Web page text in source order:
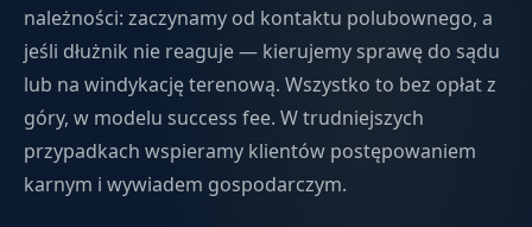
należności: zaczynamy od kontaktu polubownego, a
jeśli dłużnik nie reaguje — kierujemy sprawę do sądu
lub na windykację terenową. Wszystko to bez opłat z
góry, w modelu success fee. W trudniejszych
przypadkach wspieramy klientów postępowaniem
karnym i wywiadem gospodarczym.